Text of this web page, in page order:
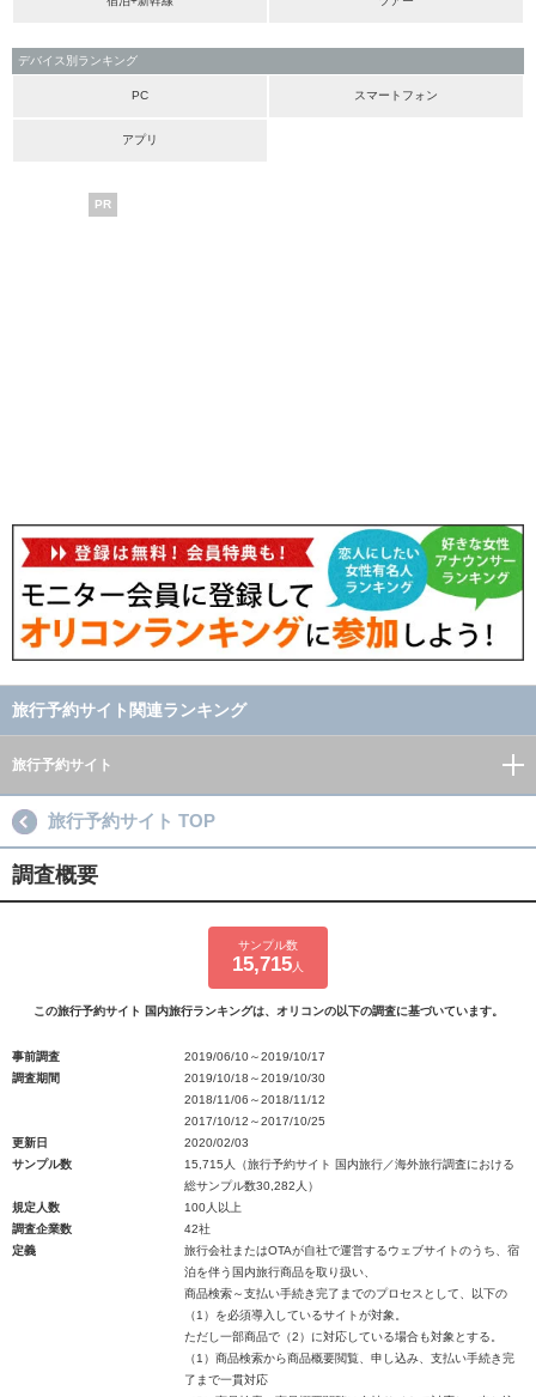
デバイス別ランキング
PC スマートフォン
アプリ
PR
旅行予約サイト関連ランキング
旅行予約サイト
旅行予約サイト TOP
調査概要
サンプル数
15,715 人
この旅行予約サイト 国内旅行ランキングは、オリコンの以下の調査に基づいています。
事前調査
2019/06/10～2019/10/17
調査期間
2019/10/18～2019/10/30
2018/11/06～2018/11/12
2017/10/12～2017/10/25
更新日
2020/02/03
サンプル数
15,715人（旅行予約サイト 国内旅行／海外旅行調査における
総サンプル数30,282人）
規定人数
100人以上
調査企業数
42社
定義
旅行会社またはOTAが自社で運営するウェブサイトのうち、宿
泊を伴う国内旅行商品を取り扱い、
商品検索～支払い手続き完了までのプロセスとして、以下の
（1）を必須導入しているサイトが対象。
ただし一部商品で（2）に対応している場合も対象とする。
（1）商品検索から商品概要閲覧、申し込み、支払い手続き完
了まで一貫対応